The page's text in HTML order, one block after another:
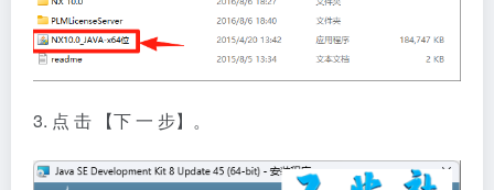
3. 点 击 【下 一 步】。